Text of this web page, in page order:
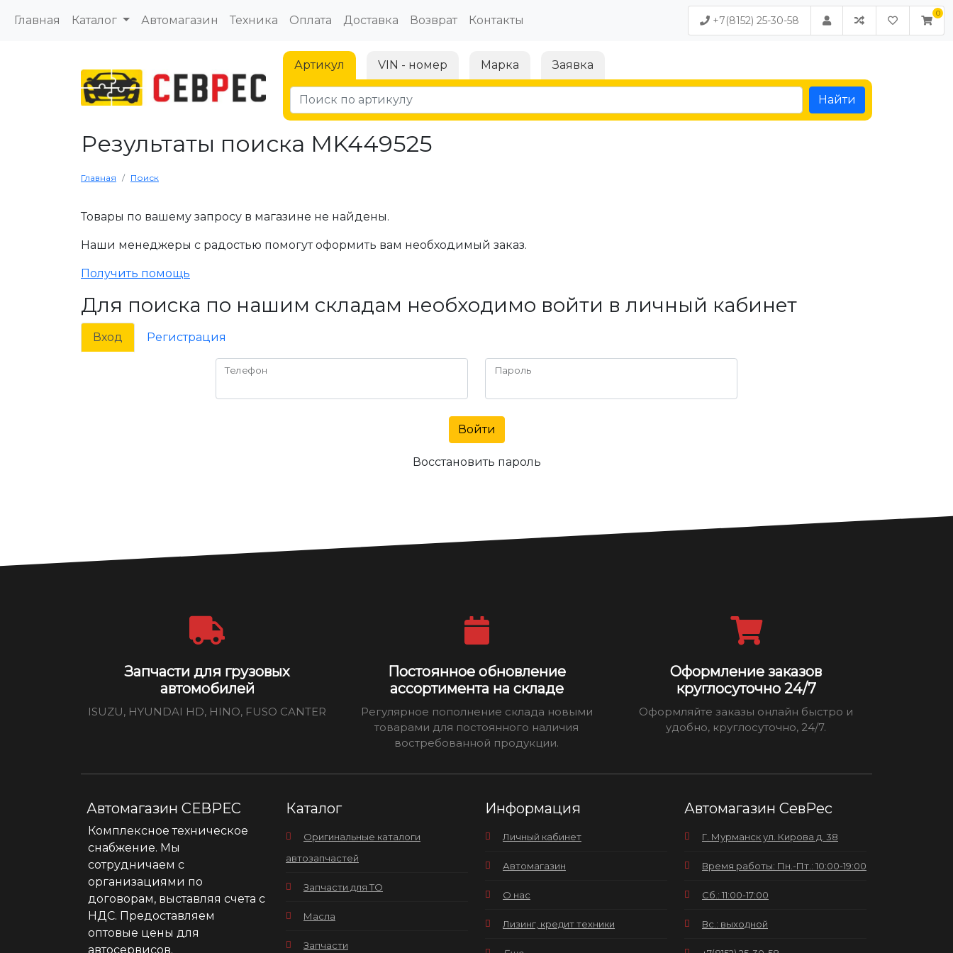
Главная Каталог Автомагазин Техника Оплата Доставка Возврат Контакты +7(8152) 25-30-58
Артикул VIN - номер Марка Заявка
Найти
Результаты поиска MK449525
Главная Поиск
Товары по вашему запросу в магазине не найдены.
Наши менеджеры с радостью помогут оформить вам необходимый заказ.
Получить помощь
Для поиска по нашим складам необходимо войти в личный кабинет
Вход Регистрация
Телефон Пароль
Войти
Восстановить пароль
Запчасти для грузовых
автомобилей
ISUZU, HYUNDAI HD, HINO, FUSO CANTER
Постоянное обновление
ассортимента на складе
Регулярное пополнение склада новыми
товарами для постоянного наличия
востребованной продукции.
Оформление заказов
круглосуточно 24/7
Оформляйте заказы онлайн быстро и
удобно, круглосуточно, 24/7.
Автомагазин СЕВРЕС
Комплексное техническое
снабжение. Мы
сотрудничаем с
организациями по
договорам, выставляя счета с
НДС. Предоставляем
оптовые цены для
автосервисов.
Каталог
Оригинальные каталоги
автозапчастей
Запчасти для ТО
Масла
Запчасти
Информация
Личный кабинет
Автомагазин
О нас
Лизинг, кредит техники
Автомагазин СевРес
Г. Мурманск ул. Кирова д. 38
Время работы: Пн.-Пт.: 10:00-19:00
Сб.: 11:00-17:00
Вс.: выходной